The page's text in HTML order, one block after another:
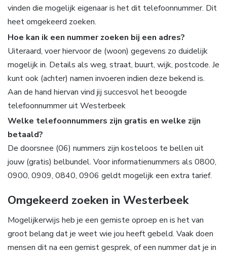
vinden die mogelijk eigenaar is het dit telefoonnummer. Dit
heet omgekeerd zoeken.
Hoe kan ik een nummer zoeken bij een adres?
Uiteraard, voer hiervoor de (woon) gegevens zo duidelijk
mogelijk in. Details als weg, straat, buurt, wijk, postcode. Je
kunt ook (achter) namen invoeren indien deze bekend is.
Aan de hand hiervan vind jij succesvol het beoogde
telefoonnummer uit Westerbeek
Welke telefoonnummers zijn gratis en welke zijn
betaald?
De doorsnee (06) nummers zijn kosteloos te bellen uit
jouw (gratis) belbundel. Voor informatienummers als 0800,
0900, 0909, 0840, 0906 geldt mogelijk een extra tarief.
Omgekeerd zoeken in Westerbeek
Mogelijkerwijs heb je een gemiste oproep en is het van
groot belang dat je weet wie jou heeft gebeld. Vaak doen
mensen dit na een gemist gesprek, of een nummer dat je in